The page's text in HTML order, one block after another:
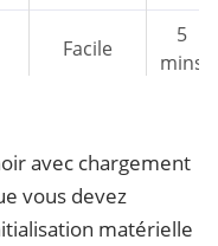
Facile
5
mins
avec chargement
vous devez
matérielle